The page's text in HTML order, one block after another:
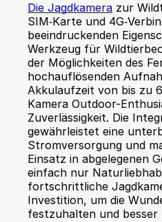
Die Jagdkamera zur
SIM‑Karte und
beeindruckenden
Werkzeug für
der Möglichkeiten des
hochauflösenden
Akkulaufzeit von bis zu
Kamera Outdoor-
Zuverlässigkeit. Die
gewährleistet eine
Stromversorgung und
Einsatz in abgelegenen
einfach nur
fortschrittliche
Investition, um die
festzuhalten und besser